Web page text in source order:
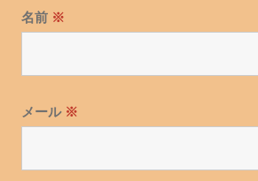
名前 ※
メール ※